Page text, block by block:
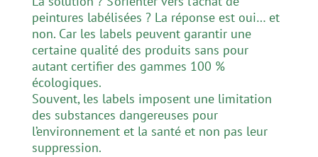
peintures labélisées ? La réponse est oui… et
non. Car les labels peuvent garantir une
certaine qualité des produits sans pour
autant certifier des gammes 100 %
écologiques.
Souvent, les labels imposent une limitation
des substances dangereuses pour
l’environnement et la santé et non pas leur
suppression.